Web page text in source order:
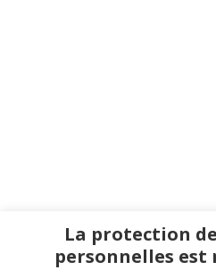
La protection
personnelles